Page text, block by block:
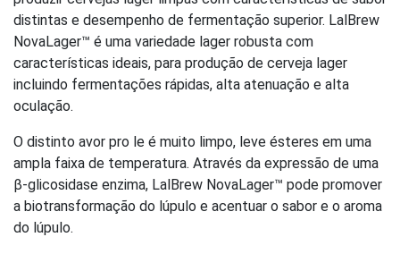
distintas e desempenho de fermentação superior. LalBrew
NovaLager™ é uma variedade lager robusta com
características ideais, para produção de cerveja lager
incluindo fermentações rápidas, alta atenuação e alta
oculação.
O distinto avor pro le é muito limpo, leve ésteres em uma
ampla faixa de temperatura. Através da expressão de uma
β-glicosidase enzima, LalBrew NovaLager™ pode promover
a biotransformação do lúpulo e acentuar o sabor e o aroma
do lúpulo.